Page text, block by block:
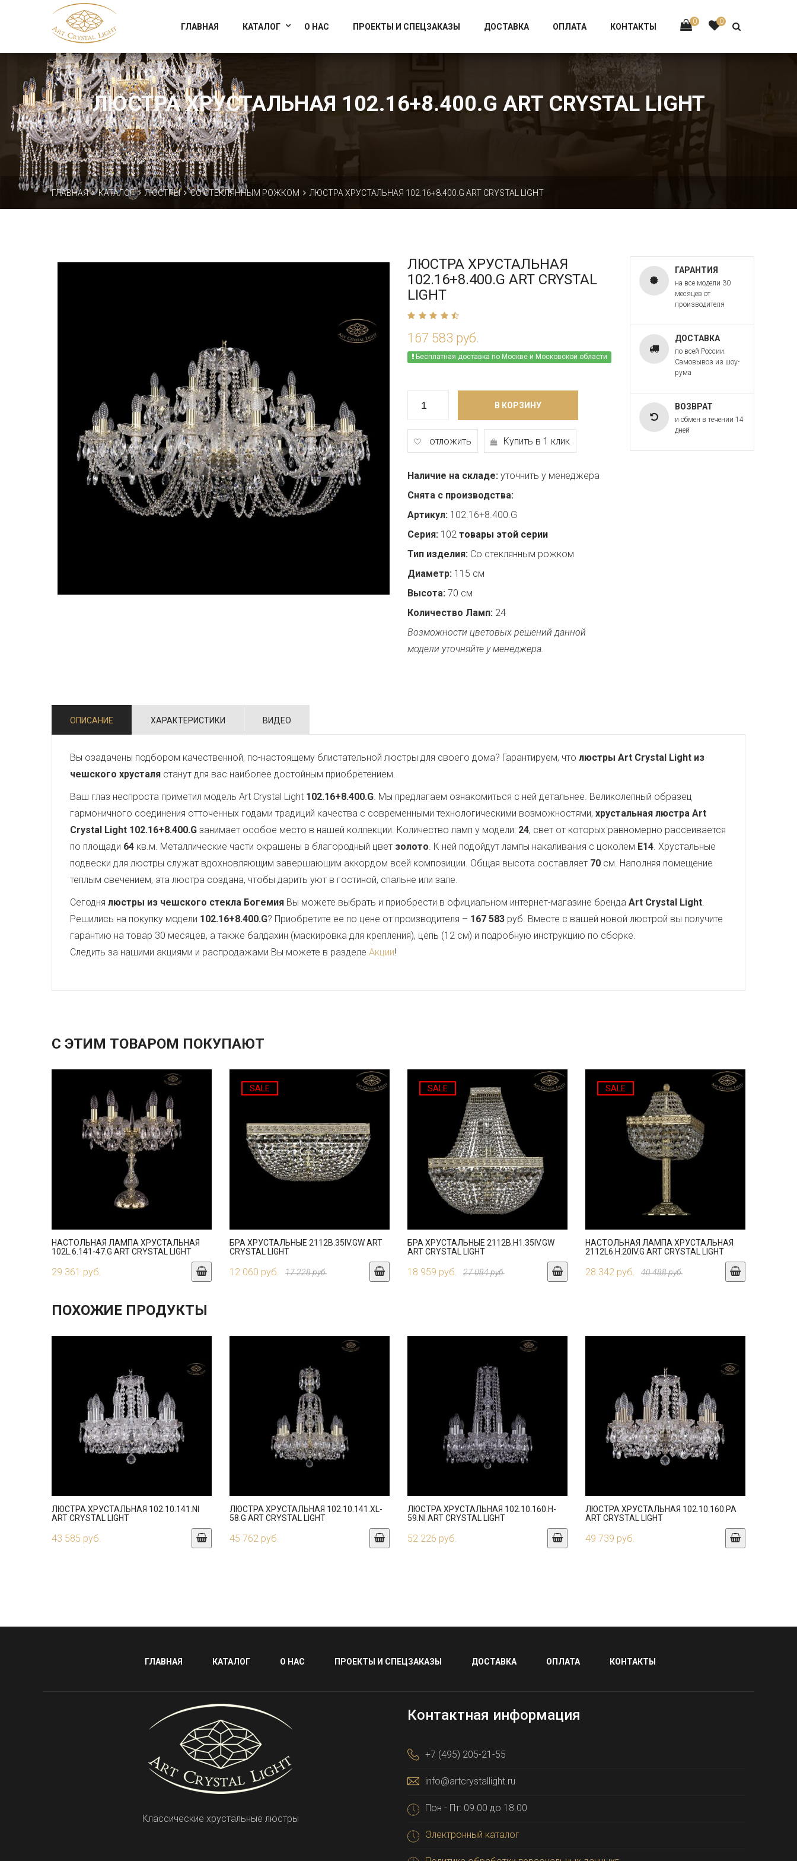
Официальный магазин фабрики Art Crystal Light
0 0
ГЛАВНАЯ КАТАЛОГ О НАС ПРОЕКТЫ И СПЕЦЗАКАЗЫ ДОСТАВКА ОПЛАТА КОНТАКТЫ
ЛЮСТРА ХРУСТАЛЬНАЯ 102.16+8.400.G ART CRYSTAL LIGHT
ГЛАВНАЯ КАТАЛОГ ЛЮСТРЫ СО СТЕКЛЯННЫМ РОЖКОМ ЛЮСТРА ХРУСТАЛЬНАЯ 102.16+8.400.G ART CRYSTAL LIGHT
ЛЮСТРА ХРУСТАЛЬНАЯ
102.16+8.400.G ART CRYSTAL
LIGHT
167 583 руб.
Бесплатная доставка по Москве и Московской области
В КОРЗИНУ
отложить Купить в 1 клик
Наличие на складе: уточнить у менеджера
Снята с производства:
Артикул: 102.16+8.400.G
Серия: 102 товары этой серии
Тип изделия: Со стеклянным рожком
Диаметр: 115 см
Высота: 70 см
Количество Ламп: 24
Возможности цветовых решений данной
модели уточняйте у менеджера.
ГАРАНТИЯ
на все модели 30
месяцев от
производителя
ДОСТАВКА
по всей России.
Самовывоз из шоу-
рума
ВОЗВРАТ
и обмен в течении 14
дней
ОПИСАНИЕ ХАРАКТЕРИСТИКИ ВИДЕО
Вы озадачены подбором качественной, по-настоящему блистательной люстры для своего дома? Гарантируем, что люстры Art Crystal Light из
чешского хрусталя станут для вас наиболее достойным приобретением.
Ваш глаз неспроста приметил модель Art Crystal Light 102.16+8.400.G. Мы предлагаем ознакомиться с ней детальнее. Великолепный образец
гармоничного соединения отточенных годами традиций качества с современными технологическими возможностями, хрустальная люстра Art
Crystal Light 102.16+8.400.G занимает особое место в нашей коллекции. Количество ламп у модели: 24, свет от которых равномерно рассеивается
по площади 64 кв.м. Металлические части окрашены в благородный цвет золото. К ней подойдут лампы накаливания с цоколем E14. Хрустальные
подвески для люстры служат вдохновляющим завершающим аккордом всей композиции. Общая высота составляет 70 см. Наполняя помещение
теплым свечением, эта люстра создана, чтобы дарить уют в гостиной, спальне или зале.
Сегодня люстры из чешского стекла Богемия Вы можете выбрать и приобрести в официальном интернет-магазине бренда Art Crystal Light.
Решились на покупку модели 102.16+8.400.G? Приобретите ее по цене от производителя – 167 583 руб. Вместе с вашей новой люстрой вы получите
гарантию на товар 30 месяцев, а также балдахин (маскировка для крепления), цепь (12 см) и подробную инструкцию по сборке.
Следить за нашими акциями и распродажами Вы можете в разделе Акции!
С ЭТИМ ТОВАРОМ ПОКУПАЮТ
НАСТОЛЬНАЯ ЛАМПА ХРУСТАЛЬНАЯ
102L.6.141-47.G ART CRYSTAL LIGHT
29 361 руб.
SALE
БРА ХРУСТАЛЬНЫЕ 2112B.35IV.GW ART
CRYSTAL LIGHT
12 060 руб. 17 228 руб.
SALE
БРА ХРУСТАЛЬНЫЕ 2112B.H1.35IV.GW
ART CRYSTAL LIGHT
18 959 руб. 27 084 руб.
SALE
НАСТОЛЬНАЯ ЛАМПА ХРУСТАЛЬНАЯ
2112L6.H.20IV.G ART CRYSTAL LIGHT
28 342 руб. 40 488 руб.
ПОХОЖИЕ ПРОДУКТЫ
ЛЮСТРА ХРУСТАЛЬНАЯ 102.10.141.NI
ART CRYSTAL LIGHT
43 585 руб.
ЛЮСТРА ХРУСТАЛЬНАЯ 102.10.141.XL-
58.G ART CRYSTAL LIGHT
45 762 руб.
ЛЮСТРА ХРУСТАЛЬНАЯ 102.10.160.H-
59.NI ART CRYSTAL LIGHT
52 226 руб.
ЛЮСТРА ХРУСТАЛЬНАЯ 102.10.160.PA
ART CRYSTAL LIGHT
49 739 руб.
ГЛАВНАЯ КАТАЛОГ О НАС ПРОЕКТЫ И СПЕЦЗАКАЗЫ ДОСТАВКА ОПЛАТА КОНТАКТЫ
Классические хрустальные люстры
Контактная информация
+7 (495) 205-21-55
info@artcrystallight.ru
Пон - Пт: 09.00 до 18.00
Электронный каталог